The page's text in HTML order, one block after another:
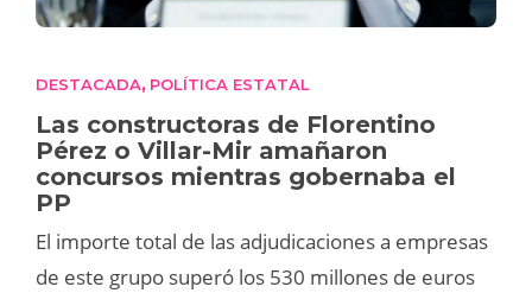
DESTACADA, POLÍTICA ESTATAL
Las constructoras de Florentino
Pérez o Villar-Mir amañaron
concursos mientras gobernaba el
PP
El importe total de las adjudicaciones a empresas
de este grupo superó los 530 millones de euros